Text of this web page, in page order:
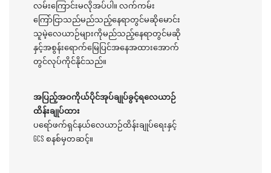
လမ်းကြောင်းမလိုအပ်ပါ။ လက်ကမ်း
ကြော်ငြာသည်မည်သည့်နေရာတွင်မဆိုမောင်း
သူမဲ့လေယာဉ်များကိုမည်သည့်နေရာတွင်မဆို
နှင့်အစွန်းရောက်မြေပြင်အနေအထားအောက်
တွင်လုပ်ကိုင်နိုင်သည်။
အပြည့်အဝကိုယ်ပိုင်အုပ်ချုပ်ခွင့်ရလေယာဉ်
ထိန်းချုပ်ထား
ပရော်ဖက်ရှင်နယ်လေယာဉ်ထိန်းချုပ်ရေးနှင့်
GCS စနစ်မှတဆင့်။